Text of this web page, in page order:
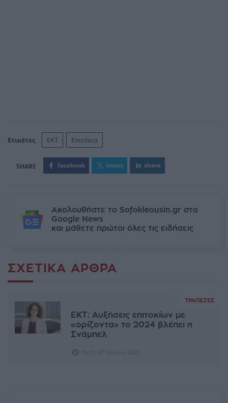
Ετικέτες EKT Επιτόκια
facebook tweet share
Ακολουθήστε το Sofokleousin.gr στο
Google News
και μάθετε πρώτοι όλες τις ειδήσεις
ΣΧΕΤΙΚΆ ΆΡΘΡΑ
ΤΡΆΠΕΖΕΣ
EKT: Αυξήσεις επιτοκίων με
«ορίζοντα» το 2024 βλέπει η
Σνάμπελ